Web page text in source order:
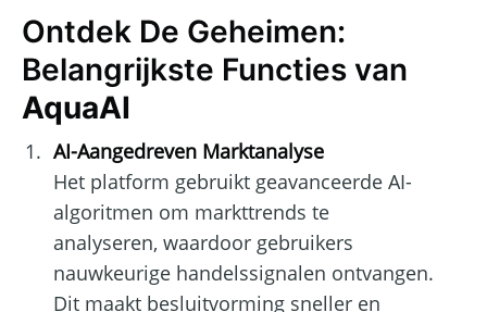
Ontdek De Geheimen:
Belangrijkste Functies van
AquaAI
AI-Aangedreven Marktanalyse
Het platform gebruikt geavanceerde AI-
algoritmen om markttrends te
analyseren, waardoor gebruikers
nauwkeurige handelssignalen ontvangen.
Dit maakt besluitvorming sneller en